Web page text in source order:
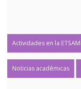
Actividades en la ETSAM
Noticias académicas